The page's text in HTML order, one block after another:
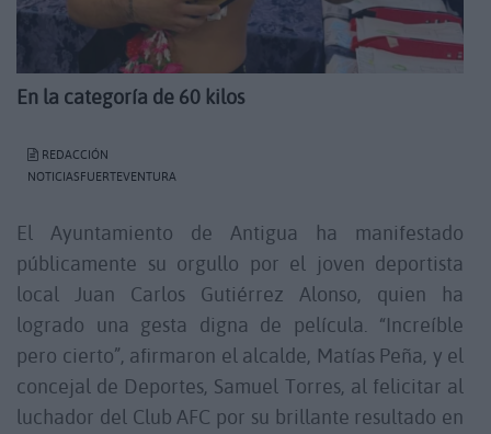
En la categoría de 60 kilos
REDACCIÓN
NOTICIASFUERTEVENTURA
El Ayuntamiento de Antigua ha manifestado
públicamente su orgullo por el joven deportista
local Juan Carlos Gutiérrez Alonso, quien ha
logrado una gesta digna de película. “Increíble
pero cierto”, afirmaron el alcalde, Matías Peña, y el
concejal de Deportes, Samuel Torres, al felicitar al
luchador del Club AFC por su brillante resultado en